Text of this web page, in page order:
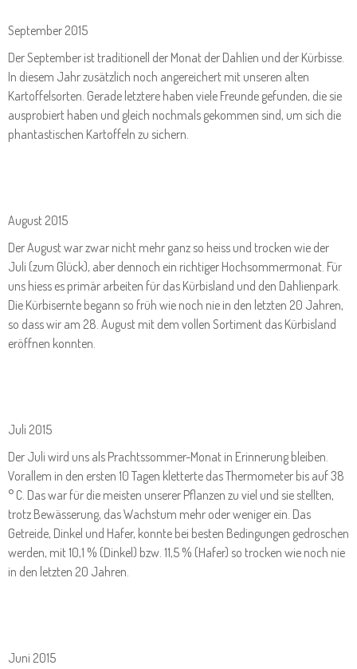
September 2015
Der September ist traditionell der Monat der Dahlien und der Kürbisse.
In diesem Jahr zusätzlich noch angereichert mit unseren alten
Kartoffelsorten. Gerade letztere haben viele Freunde gefunden, die sie
ausprobiert haben und gleich nochmals gekommen sind, um sich die
phantastischen Kartoffeln zu sichern.
August 2015
Der August war zwar nicht mehr ganz so heiss und trocken wie der
Juli (zum Glück), aber dennoch ein richtiger Hochsommermonat. Für
uns hiess es primär arbeiten für das Kürbisland und den Dahlienpark.
Die Kürbisernte begann so früh wie noch nie in den letzten 20 Jahren,
so dass wir am 28. August mit dem vollen Sortiment das Kürbisland
eröffnen konnten.
Juli 2015
Der Juli wird uns als Prachtssommer-Monat in Erinnerung bleiben.
Vorallem in den ersten 10 Tagen kletterte das Thermometer bis auf 38
° C. Das war für die meisten unserer Pflanzen zu viel und sie stellten,
trotz Bewässerung, das Wachstum mehr oder weniger ein. Das
Getreide, Dinkel und Hafer, konnte bei besten Bedingungen gedroschen
werden, mit 10,1 % (Dinkel) bzw. 11,5 % (Hafer) so trocken wie noch nie
in den letzten 20 Jahren.
Juni 2015